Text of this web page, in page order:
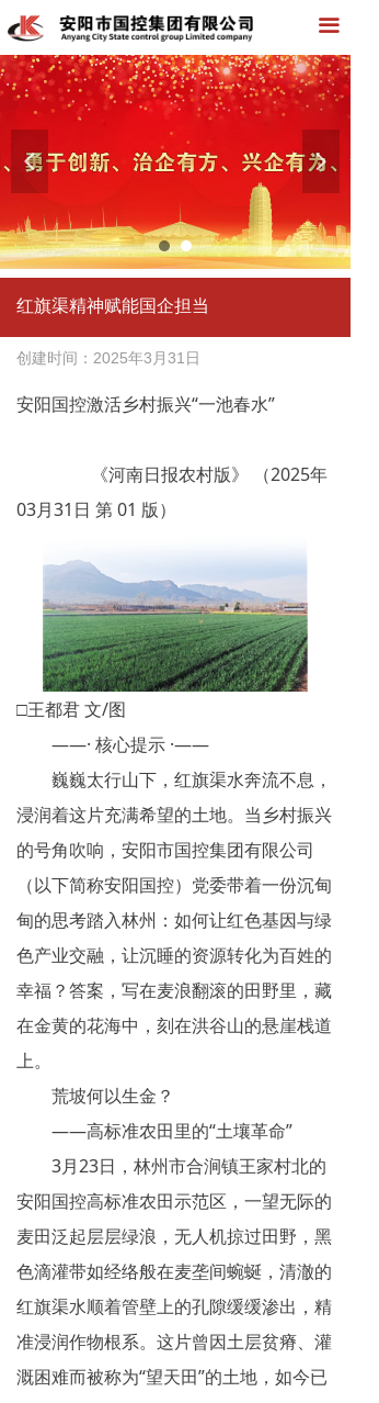
넳 넲
끀
红旗渠精神赋能国企担当
创建时间： 2025年3月31日
安阳国控激活乡村振兴“一池春水”
《河南日报农村版》 （2025年
03月31日 第 01 版）
□王都君 文/图
——· 核心提示 ·——
巍巍太行山下，红旗渠水奔流不息，
浸润着这片充满希望的土地。当乡村振兴
的号角吹响，安阳市国控集团有限公司
（以下简称安阳国控）党委带着一份沉甸
甸的思考踏入林州：如何让红色基因与绿
色产业交融，让沉睡的资源转化为百姓的
幸福？答案，写在麦浪翻滚的田野里，藏
在金黄的花海中，刻在洪谷山的悬崖栈道
上。
荒坡何以生金？
——高标准农田里的“土壤革命”
3月23日，林州市合涧镇王家村北的
安阳国控高标准农田示范区，一望无际的
麦田泛起层层绿浪，无人机掠过田野，黑
色滴灌带如经络般在麦垄间蜿蜒，清澈的
红旗渠水顺着管壁上的孔隙缓缓渗出，精
准浸润作物根系。这片曾因土层贫瘠、灌
溉困难而被称为“望天田”的土地，如今已